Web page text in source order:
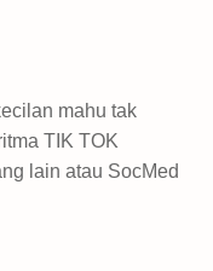
mahu tak
TIK TOK
lain atau SocMed